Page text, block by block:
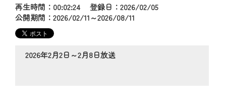
再生時間：00:02:24 登録日：2026/02/05
公開期間：2026/02/11～2026/08/11
2026年2月2日～2月8日放送
【変更点】
◆デザイン変更により、お住まいの地域
の動画コンテンツが一目瞭然。
◆当社アプリやＰＣブラウザから、いつ
でも・どこでも・外出先でも！